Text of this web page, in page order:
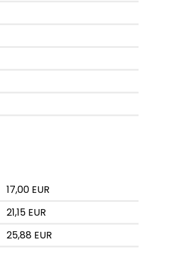
17,00 EUR
21,15 EUR
25,88 EUR